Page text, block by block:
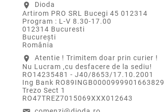
location_on
Dioda
Artirom PRO SRL Bucegi 45 012314
Program : L-V 8.30-17.00
012314 Bucuresti
Bucureşti
România
location_on
Atentie ! Trimitem doar prin curier !
Nu Lucram ,cu desfacere de la sediu!
RO14235481 - J40/8653/17.10.2001
Ing Bank RO89INGB0000999901663829
Trezo Sect 1
RO47TREZ7015069XXX012643